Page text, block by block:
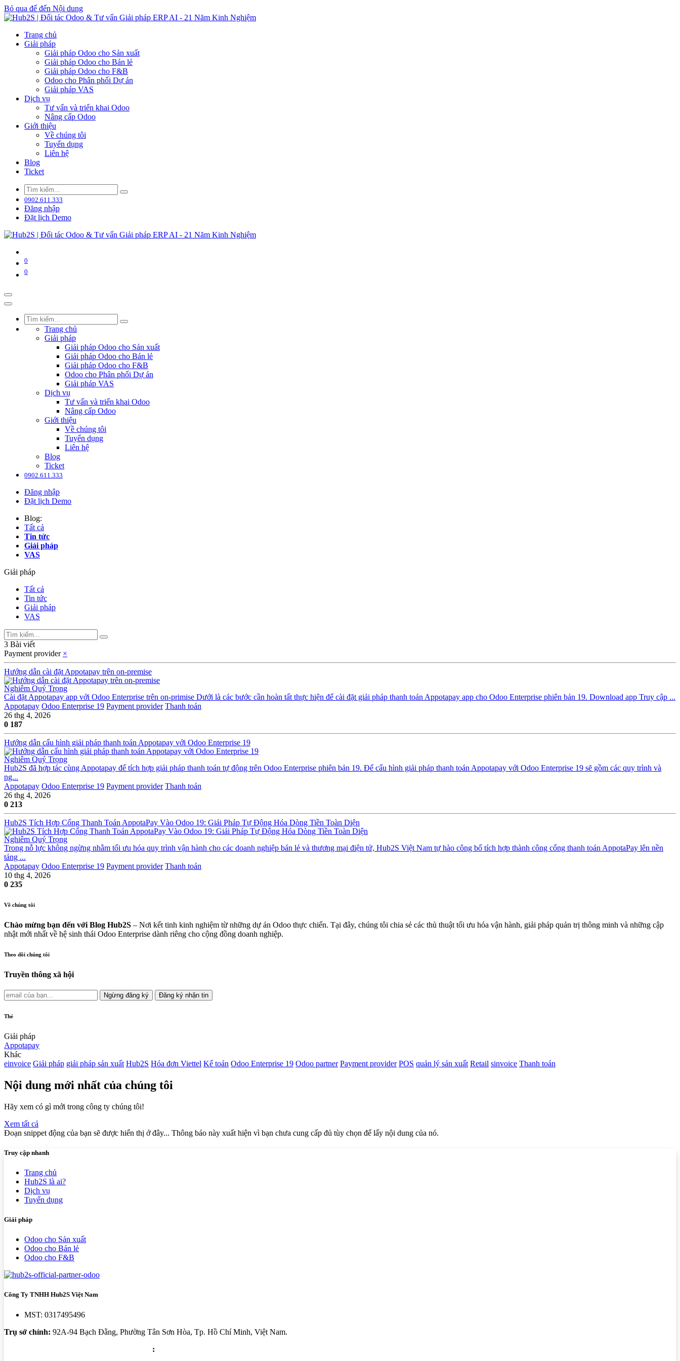
Bỏ qua để đến Nội dung
Trang chủ
Giải pháp
Giải pháp Odoo cho Sản xuất
Giải pháp Odoo cho Bán lẻ
Giải pháp Odoo cho F&B
Odoo cho Phân phối Dự án
Giải pháp VAS
Dịch vụ
Tư vấn và triển khai Odoo
Nâng cấp Odoo
Giới thiệu
Về chúng tôi
Tuyển dụng
Liên hệ
Blog
Ticket
0902.611.333
Đăng nhập
Đặt lịch Demo
0
0
Trang chủ
Giải pháp
Giải pháp Odoo cho Sản xuất
Giải pháp Odoo cho Bán lẻ
Giải pháp Odoo cho F&B
Odoo cho Phân phối Dự án
Giải pháp VAS
Dịch vụ
Tư vấn và triển khai Odoo
Nâng cấp Odoo
Giới thiệu
Về chúng tôi
Tuyển dụng
Liên hệ
Blog
Ticket
0902.611.333
Đăng nhập
Đặt lịch Demo
Blog:
Tất cả
Tin tức
Giải pháp
VAS
Giải pháp
Tất cả
Tin tức
Giải pháp
VAS
3 Bài viết
Payment provider ×
Hướng dẫn cài đặt Appotapay trên on-premise
Nghiêm Quý Trọng
Cài đặt Appotapay app với Odoo Enterprise trên on-primise Dưới là các bước cần hoàn tất thực hiện để cài đặt giải pháp thanh toán Appotapay app cho Odoo Enterprise phiên bản 19. Download app Truy cập ...
Appotapay Odoo Enterprise 19 Payment provider Thanh toán
26 thg 4, 2026
0 187
Hướng dẫn cấu hình giải pháp thanh toán Appotapay với Odoo Enterprise 19
Nghiêm Quý Trọng
Hub2S đã hợp tác cùng Appotapay để tích hợp giải pháp thanh toán tự động trên Odoo Enterprise phiên bản 19. Để cấu hình giải pháp thanh toán Appotapay với Odoo Enterprise 19 sẽ gồm các quy trình và
ng...
Appotapay Odoo Enterprise 19 Payment provider Thanh toán
26 thg 4, 2026
0 213
Hub2S Tích Hợp Cổng Thanh Toán AppotaPay Vào Odoo 19: Giải Pháp Tự Động Hóa Dòng Tiền Toàn Diện
Nghiêm Quý Trọng
Trong nỗ lực không ngừng nhằm tối ưu hóa quy trình vận hành cho các doanh nghiệp bán lẻ và thương mại điện tử, Hub2S Việt Nam tự hào công bố tích hợp thành công cổng thanh toán AppotaPay lên nền
tảng ...
Appotapay Odoo Enterprise 19 Payment provider Thanh toán
10 thg 4, 2026
0 235
Về chúng tôi
Chào mừng bạn đến với Blog Hub2S – Nơi kết tinh kinh nghiệm từ những dự án Odoo thực chiến. Tại đây, chúng tôi chia sẻ các thủ thuật tối ưu hóa vận hành, giải pháp quản trị thông minh và những cập
nhật mới nhất về hệ sinh thái Odoo Enterprise dành riêng cho cộng đồng doanh nghiệp.
Theo dõi chúng tôi
Truyền thông xã hội
Ngừng đăng ký Đăng ký nhận tin
Thẻ
Giải pháp
Appotapay
Khác
einvoice Giải pháp giải pháp sản xuất Hub2S Hóa đơn Viettel Kế toán Odoo Enterprise 19 Odoo partner Payment provider POS quản lý sản xuất Retail sinvoice Thanh toán
Nội dung mới nhất của chúng tôi
Hãy xem có gì mới trong công ty chúng tôi!
Xem tất cả
Đoạn snippet động của bạn sẽ được hiển thị ở đây... Thông báo này xuất hiện vì bạn chưa cung cấp đủ tùy chọn để lấy nội dung của nó.
Truy cập nhanh
Trang chủ
Hub2S là ai?
Dịch vụ
Tuyển dụng
Giải pháp
Odoo cho Sản xuất
Odoo cho Bán lẻ
Odoo cho F&B
Công Ty TNHH Hub2S Việt Nam
MST: 0317495496
Trụ sở chính: 92A-94 Bạch Đằng, Phường Tân Sơn Hòa, Tp. Hồ Chí Minh, Việt Nam.
: